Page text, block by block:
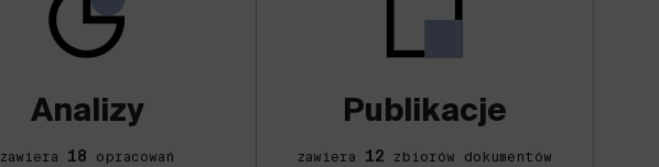
Analizy
zawiera 18 opracowań
Publikacje
zawiera 12 zbiorów dokumentów